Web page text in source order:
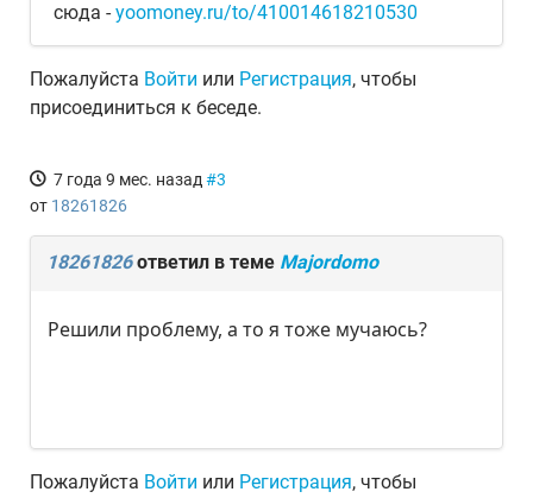
сюда -yoomoney.ru/to/410014618210530
Пожалуйста Войти или Регистрация, чтобы
присоединиться к беседе.
7 года 9 мес. назад #3
от 18261826
18261826ответил в теме Majordomo
Решили проблему, а то я тоже мучаюсь?
Пожалуйста Войти или Регистрация, чтобы